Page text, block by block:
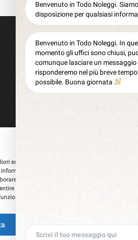
esperienze, utilizziamo tecnologie come i cookie
del dispositivo. Il consenso a queste
dati come il comportamento di navigazione o
o ritirare il consenso può influire
Nega
della pubblicità
Benvenuto in Todo Noleggi.
disposizione per qualsiasi
Benvenuto in Todo Noleggi. In
momento gli uffici sono chiusi,
comunque lasciare un messaggio
risponderemo nel più breve tempo
possibile. Buona giornata